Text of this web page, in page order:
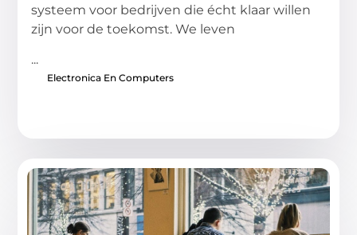
systeem voor bedrijven die écht klaar willen
zijn voor de toekomst. We leven
...
Electronica En Computers